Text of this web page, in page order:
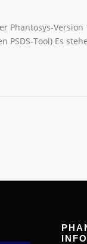
Phantosys-
PSDS-Tool) Es